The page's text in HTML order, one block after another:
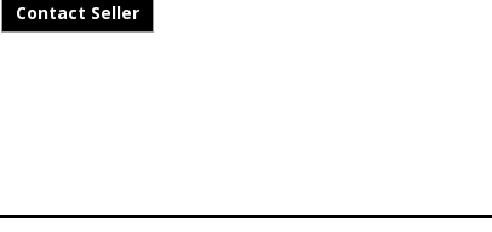
Contact Seller